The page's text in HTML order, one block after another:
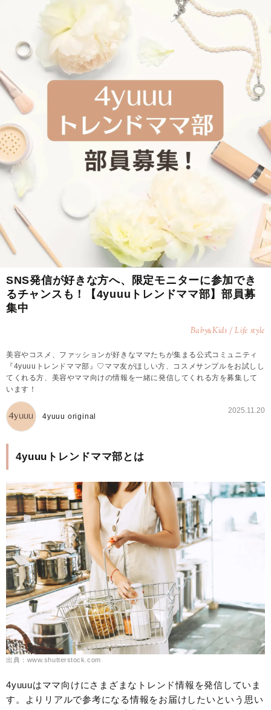
SNS発信が好きな方へ、限定モニターに参加でき
るチャンスも！【4yuuuトレンドママ部】部員募
集中
Baby&Kids / Life style
美容やコスメ、ファッションが好きなママたちが集まる公式コミュニティ
『4yuuuトレンドママ部』♡ママ友がほしい方、コスメサンプルをお試しし
てくれる方、美容やママ向けの情報を一緒に発信してくれる方を募集して
います！
4yuuu original
2025.11.20
4yuuuトレンドママ部とは
出典：www.shutterstock.com
4yuuuはママ向けにさまざまなトレンド情報を発信していま
す。よりリアルで参考になる情報をお届けしたいという思い